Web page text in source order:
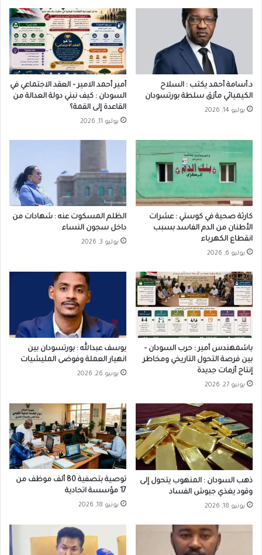
د.أسامة أحمد يكتب : السلاح
الكيميائي مأزق سلطة بورتسودان
يوليو 14, 2026
أمير أحمد الامير – العقد الاجتماعي في
السودان : كيف نبني دولة العدالة من
القاعدة إلى القمة؟
يوليو 11, 2026
كارثة صحية في كوستي : عشرات
الأطنان من الدم الفاسد بسبب
انقطاع الكهرباء
يوليو 6, 2026
الظلم المسكوت عنه : شهادات من
داخل سجون النساء
يوليو 3, 2026
باشمهندس أمير : حرب السودان –
بين فرصة التحول التاريخي ومخاطر
إنتاج أزمات جديدة
يونيو 27, 2026
يوسف عبدالله : بورتسودان بين
انهيار العملة وفوضى المليشيات
يونيو 26, 2026
ذهب السودان : المنهوب يتحول إلى
وقود يغذي جيوش الفساد
يونيو 18, 2026
توصية بتصفية 80 ألف موظف من
17 مؤسسة اتحادية
يونيو 18, 2026